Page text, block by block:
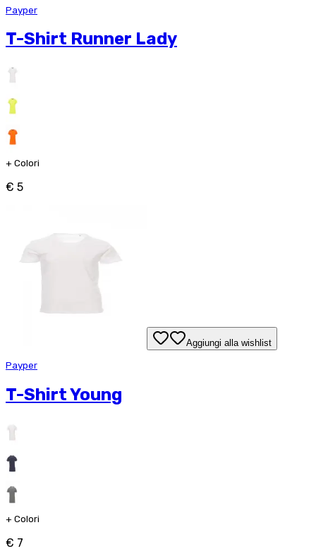
Payper
T-Shirt Runner Lady
+ Colori
€ 5
Aggiungi alla wishlist
Payper
T-Shirt Young
+ Colori
€ 7